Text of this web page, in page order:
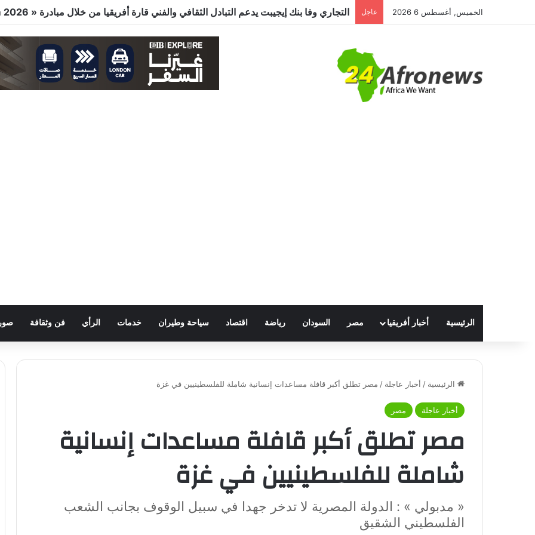
الخميس, أغسطس 6 2026 عاجل
الرئيسية أخبار أفريقيا مصر السودان رياضة اقتصاد سياحة وطيران خدمات الرأي فن وثقافة
الرئيسية / أخبار عاجلة / مصر تطلق أكبر قافلة مساعدات إنسانية شاملة للفلسطينيين في غزة
أخبار عاجلة مصر
مصر تطلق أكبر قافلة مساعدات إنسانية
شاملة للفلسطينيين في غزة
« مدبولي » : الدولة المصرية لا تدخر جهدا في سبيل الوقوف بجانب الشعب
الفلسطيني الشقيق